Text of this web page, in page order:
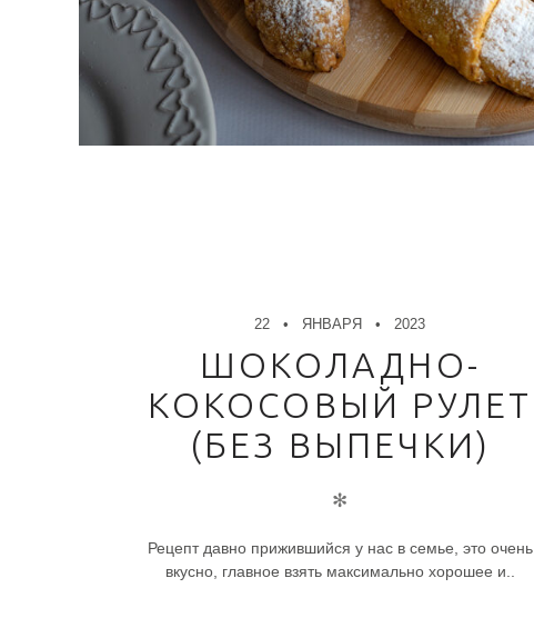
22 ЯНВАРЯ 2023
ШОКОЛАДНО-
КОКОСОВЫЙ РУЛЕТ
(БЕЗ ВЫПЕЧКИ)
✻
Рецепт давно прижившийся у нас в семье, это очень
вкусно, главное взять максимально хорошее и..